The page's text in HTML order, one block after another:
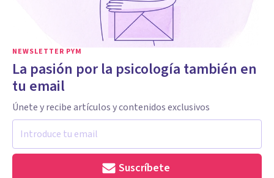
NEWSLETTER PYM
La pasión por la psicología también en
tu email
Únete y recibe artículos y contenidos exclusivos
Suscríbete